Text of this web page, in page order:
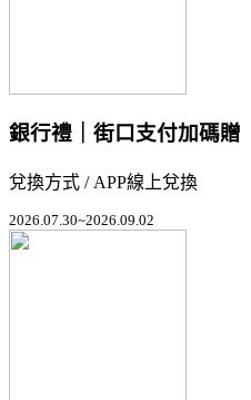
銀行禮｜街口支付加碼贈
兌換方式 / APP線上兌換
2026.07.30~2026.09.02